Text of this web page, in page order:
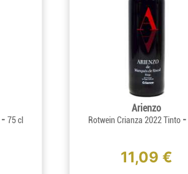
- 75 cl
Arienzo
Rotwein Crianza 2022 Tinto -
11,09 €